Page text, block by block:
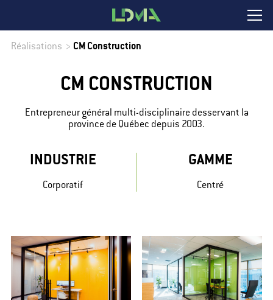
Réalisations > CM Construction
CM CONSTRUCTION
Entrepreneur général multi-disciplinaire desservant la
province de Québec depuis 2003.
INDUSTRIE
Corporatif
GAMME
Centré